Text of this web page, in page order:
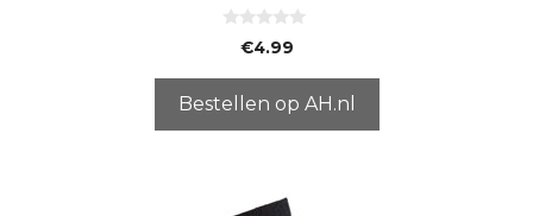
5
€4.99
Bestellen op AH.nl